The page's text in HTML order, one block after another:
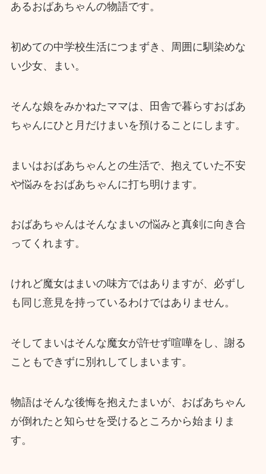
あるおばあちゃんの物語です。
初めての中学校生活につまずき、周囲に馴染めな
い少女、まい。
そんな娘をみかねたママは、田舎で暮らすおばあ
ちゃんにひと月だけまいを預けることにします。
まいはおばあちゃんとの生活で、抱えていた不安
や悩みをおばあちゃんに打ち明けます。
おばあちゃんはそんなまいの悩みと真剣に向き合
ってくれます。
けれど魔女はまいの味方ではありますが、必ずし
も同じ意見を持っているわけではありません。
そしてまいはそんな魔女が許せず喧嘩をし、謝る
こともできずに別れしてしまいます。
物語はそんな後悔を抱えたまいが、おばあちゃん
が倒れたと知らせを受けるところから始まりま
す。